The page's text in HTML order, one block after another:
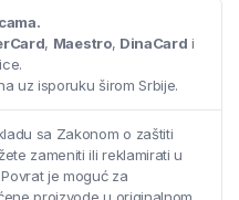
cm
pamuk
, Maestro, DinaCard i
uz isporuku širom Srbije.
sa Zakonom o zaštiti
zameniti ili reklamirati u
je moguć za